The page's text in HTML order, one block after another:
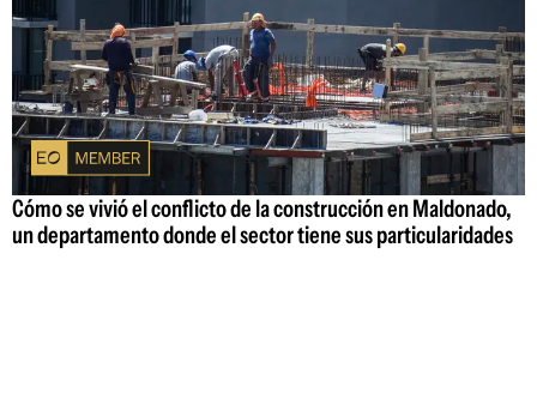
Cómo se vivió el conflicto de la construcción en Maldonado,
un departamento donde el sector tiene sus particularidades